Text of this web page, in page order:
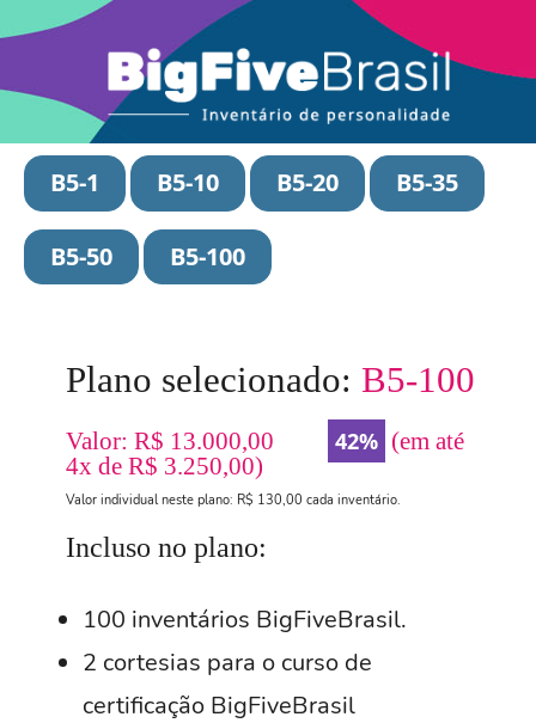
B5-1 B5-10 B5-20 B5-35
B5-50 B5-100
Plano selecionado: B5-100
Valor: R$ 13.000,00 42% (em até
4x de R$ 3.250,00)
Valor individual neste plano: R$ 130,00 cada inventário.
Incluso no plano:
100 inventários BigFiveBrasil.
2 cortesias para o curso de
certificação BigFiveBrasil